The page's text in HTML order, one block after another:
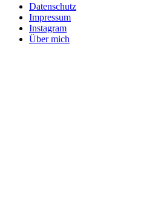
Datenschutz
Impressum
Instagram
Über mich